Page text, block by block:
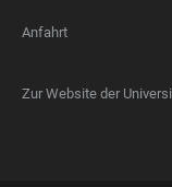
Anfahrt
Zur Website der